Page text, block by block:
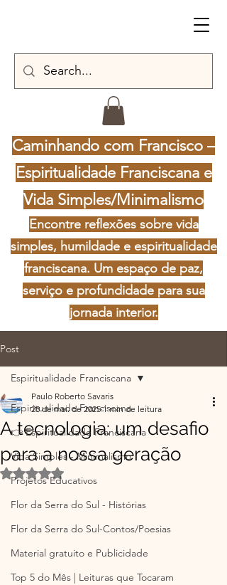
Caminhando com Francisco –
Espiritualidade Franciscana e
Vida Simples/Minimalismo
Encontre reflexões sobre vida
simples, humildade e espiritualidade
franciscana. Um espaço de paz,
serviço e profundidade para sua
jornada interior.
Post
Espiritualidade Franciscana
👉 Espiritualidade Franciscana
Vida Simples - Minimalismo
Projetos Educativos
Flor da Serra do Sul - Histórias
Flor da Serra do Sul-Contos/Poesias
Material gratuito e Publicidade
Top 5 do Mês | Leituras que Tocaram
Espiritualidade Franciscana
A tecnologia: um desafio
para a nossa geração
Paulo Roberto Savaris
28 de mai. de 2025 1 min de leitura
Avaliado com NaN de 5 estrelas.